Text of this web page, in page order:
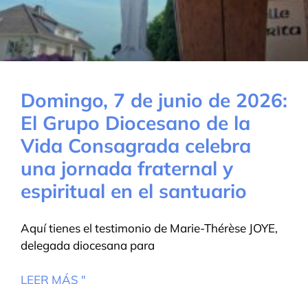
Domingo, 7 de junio de 2026:
El Grupo Diocesano de la
Vida Consagrada celebra
una jornada fraternal y
espiritual en el santuario
Aquí tienes el testimonio de Marie-Thérèse JOYE,
delegada diocesana para
LEER MÁS "